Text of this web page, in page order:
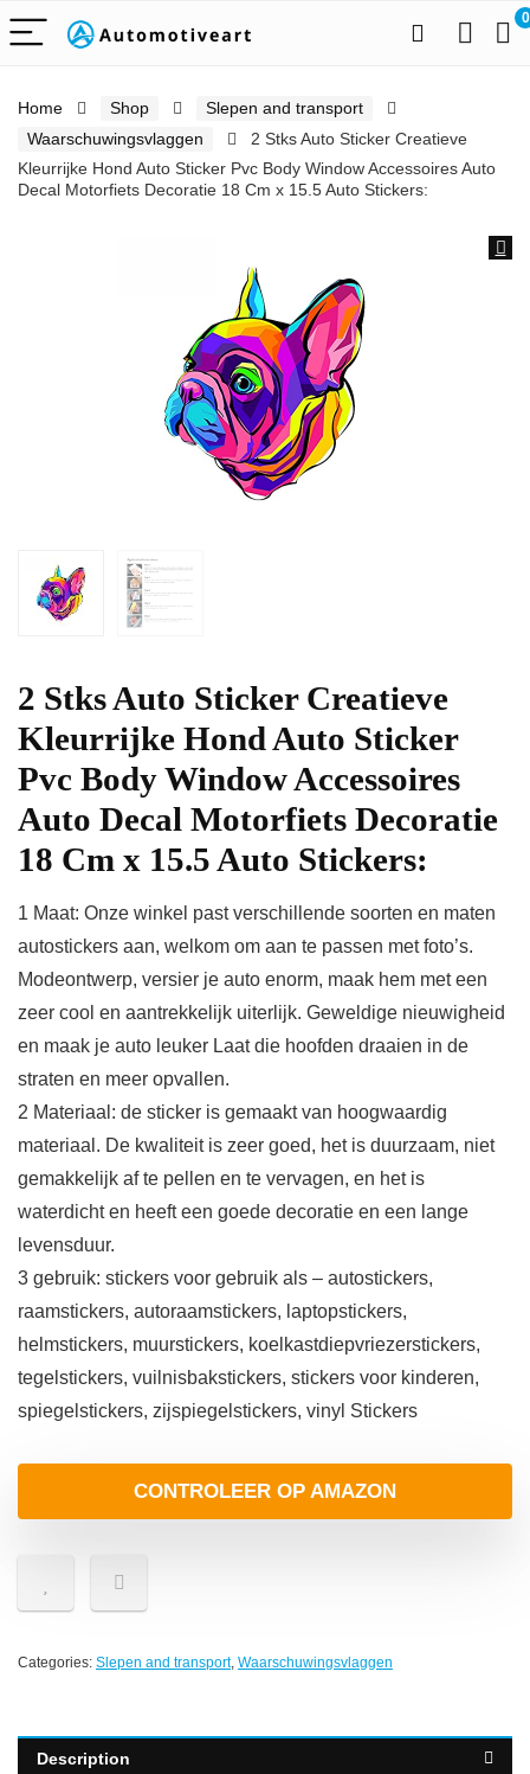
0
Home Shop
Slepen and transport
Waarschuwingsvlaggen
2 Stks Auto Sticker Creatieve
Kleurrijke Hond Auto Sticker Pvc Body Window Accessoires Auto
Decal Motorfiets Decoratie 18 Cm x 15.5 Auto Stickers:
2 Stks Auto Sticker Creatieve
Kleurrijke Hond Auto Sticker
Pvc Body Window Accessoires
Auto Decal Motorfiets Decoratie
18 Cm x 15.5 Auto Stickers:
1 Maat: Onze winkel past verschillende soorten en maten
autostickers aan, welkom om aan te passen met foto’s.
Modeontwerp, versier je auto enorm, maak hem met een
zeer cool en aantrekkelijk uiterlijk. Geweldige nieuwigheid
en maak je auto leuker Laat die hoofden draaien in de
straten en meer opvallen.
2 Materiaal: de sticker is gemaakt van hoogwaardig
materiaal. De kwaliteit is zeer goed, het is duurzaam, niet
gemakkelijk af te pellen en te vervagen, en het is
waterdicht en heeft een goede decoratie en een lange
levensduur.
3 gebruik: stickers voor gebruik als – autostickers,
raamstickers, autoraamstickers, laptopstickers,
helmstickers, muurstickers, koelkastdiepvriezerstickers,
tegelstickers, vuilnisbakstickers, stickers voor kinderen,
spiegelstickers, zijspiegelstickers, vinyl Stickers
CONTROLEER OP AMAZON
Categories: Slepen and transport, Waarschuwingsvlaggen
Description